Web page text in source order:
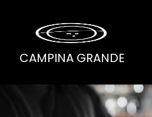
CAMPINA GRANDE